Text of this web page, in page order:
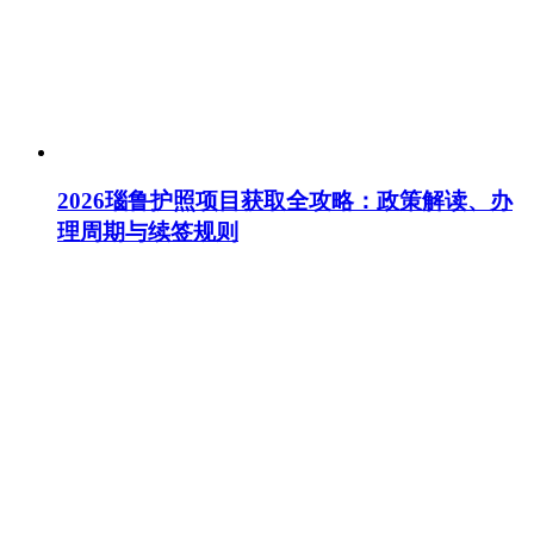
2026瑙鲁护照项目获取全攻略：政策解读、办
理周期与续签规则